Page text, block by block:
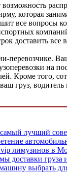
которая
все вопросы
доставить
перевозчике.
на
Кроме того,
груз,
лучший
лимузинов в
доставки груза
выбрать